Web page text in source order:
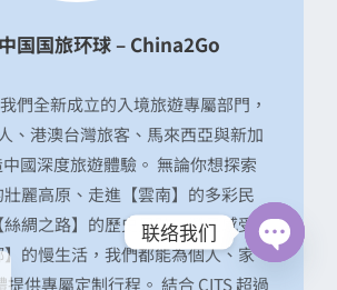
国国旅环球 – China2Go
們全新成立的入境旅遊專屬部門，
、港澳台灣旅客、馬來西亞與新加
國深度旅遊體驗。 無論你想探索
壯麗高原、走進【雲南】的多彩民
綢之路】的歷史足跡，還是感受
的慢生活，我們都能為個人、家
提供專屬定制行程。 結合 CITS 超過
联络我们
Open